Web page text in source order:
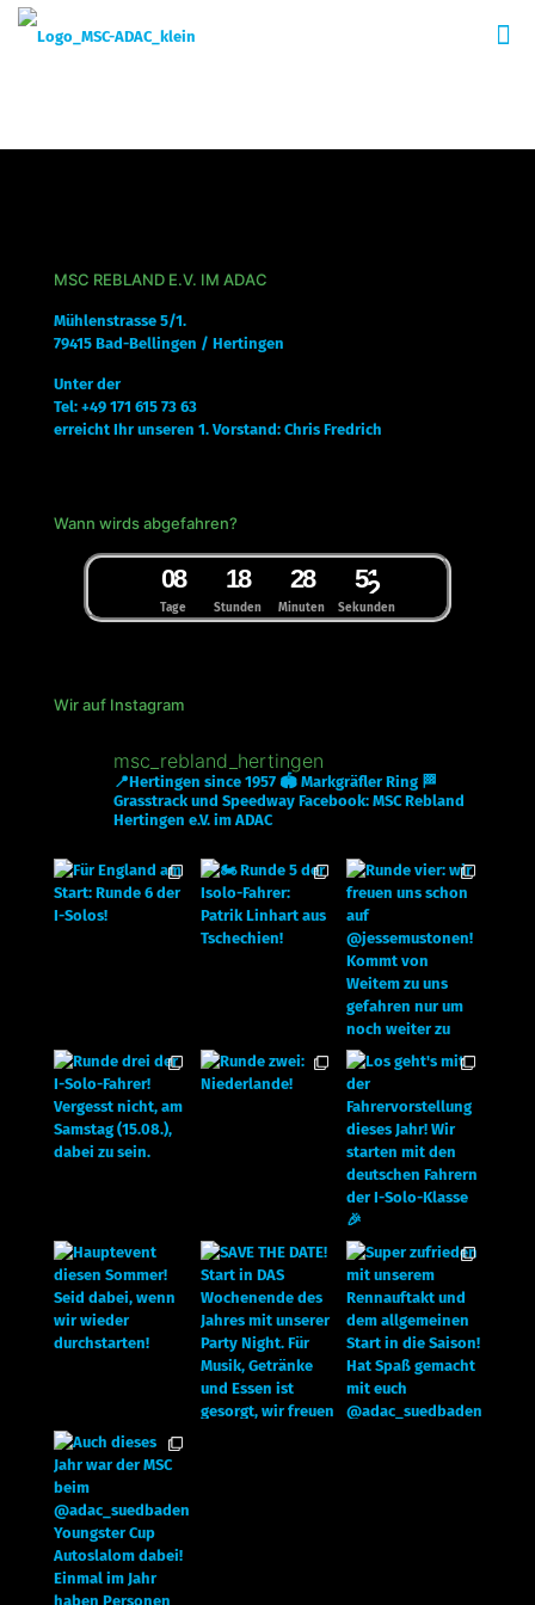
MSC REBLAND E.V. IM ADAC
Mühlenstrasse 5/1.
79415 Bad-Bellingen / Hertingen
Unter der
Tel: +49 171 615 73 63
erreicht Ihr unseren 1. Vorstand: Chris Fredrich
Wann wirds abgefahren?
Tage
08
Stunden
18
Minuten
28
Sekunden
51
2
Wir auf Instagram
msc_rebland_hertingen
📍Hertingen since 1957 🏟 Markgräfler Ring 🏁
Grasstrack und Speedway Facebook: MSC Rebland
Hertingen e.V. im ADAC